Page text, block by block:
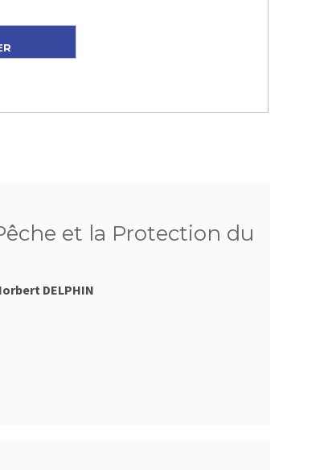
et la Protection du
DELPHIN